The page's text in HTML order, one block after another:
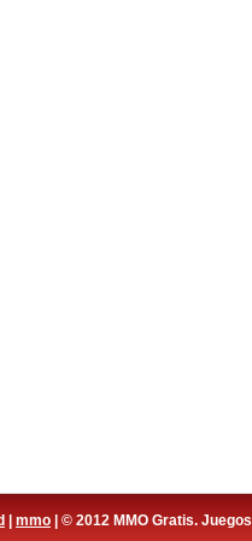
mmo | © 2012 MMO Gratis.